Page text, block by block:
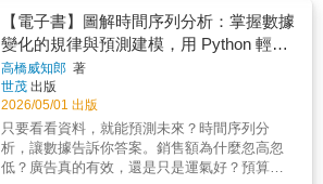
距離越近，心理距離也越近！黃昏效應：你知
道下午1點和傍晚是商務談判的黃金時段嗎？因
為此時大腦疲勞、血糖升高，決策者最容易被
觸動、降低防備！◎ 配合商品銷售流程，全面
解構行銷武器商品上架：選項控制在3個以內，
運用「選擇的弔詭」避免顧客決策癱瘓；加入
「誘餌商品」引導消費。提升黏著度：保留一
些「讓人動手的空間」，引爆「IKEA效應」與
「稟賦效應」，讓顧客親手觸摸、傾注心血，
戲！★權力、財富、金融、法定貨幣，什麼都
可以交換，什麼都不奇怪！20世紀初上海的金
錢遊戲，玩得比今天還瘋！五花八門，眼花繚
亂，瞠目結舌，所有意想不到的荒謬權錢遊
戲，全在這裡上演！★＿＿珍貴檔案，補齊金
融史拼圖，處處讓人拍案驚奇！ 民國時期
的上海，金融業從無到有，在蠻荒中摸索探
路，銀行家如雨後春筍冒出，舉凡哲學文人、
外國投機客，到青幫流氓，只要膽量夠、金脈
【電子書】圖解時間序列分析：掌握數據
變化的規律與預測建模，用 Python 輕鬆
解決銷售與廣告預算最佳化
高橋威知郎 著
世茂 出版
2026/05/01 出版
只要看看資料，就能預測未來？時間序列分
析，讓數據告訴你答案。銷售額為什麼忽高忽
低？廣告真的有效，還是只是運氣好？預算該